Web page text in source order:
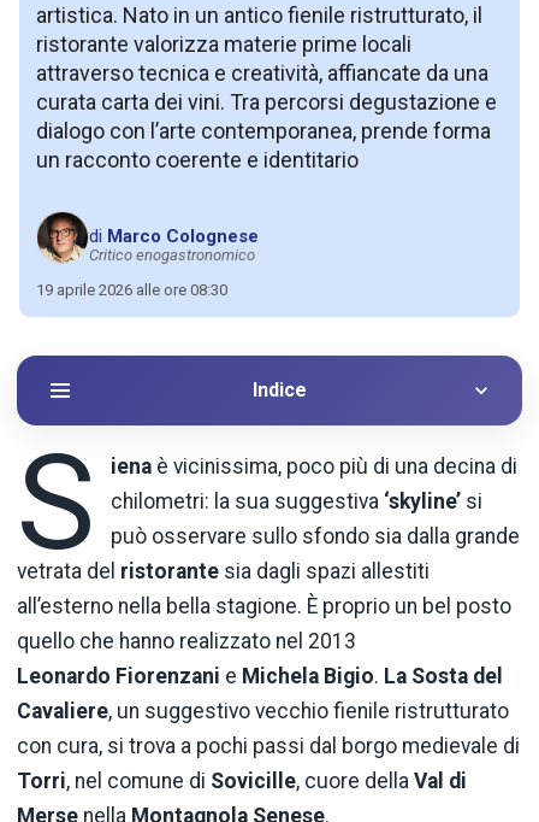
artistica. Nato in un antico fienile ristrutturato, il
ristorante valorizza materie prime locali
attraverso tecnica e creatività, affiancate da una
curata carta dei vini. Tra percorsi degustazione e
dialogo con l’arte contemporanea, prende forma
un racconto coerente e identitario
di Marco Colognese
Critico enogastronomico
19 aprile 2026 alle ore 08:30
Indice
S iena è vicinissima, poco più di una decina di
chilometri: la sua suggestiva ‘skyline’ si
può osservare sullo sfondo sia dalla grande
vetrata del ristorante sia dagli spazi allestiti
all’esterno nella bella stagione. È proprio un bel posto
quello che hanno realizzato nel 2013
Leonardo Fiorenzani e Michela Bigio. La Sosta del
Cavaliere, un suggestivo vecchio fienile ristrutturato
con cura, si trova a pochi passi dal borgo medievale di
Torri, nel comune di Sovicille, cuore della Val di
Merse nella Montagnola Senese.